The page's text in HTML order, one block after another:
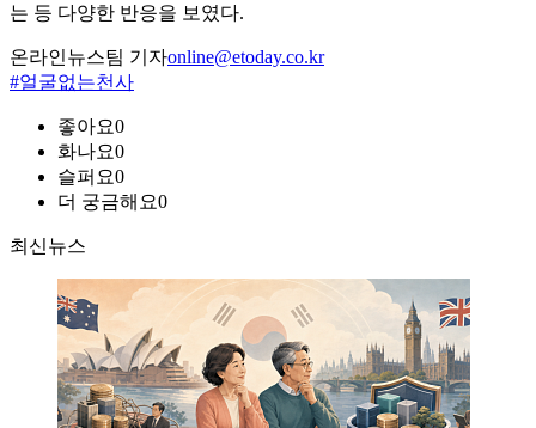
는 등 다양한 반응을 보였다.
온라인뉴스팀 기자online@etoday.co.kr
#얼굴없는천사
좋아요0
화나요0
슬퍼요0
더 궁금해요0
최신뉴스